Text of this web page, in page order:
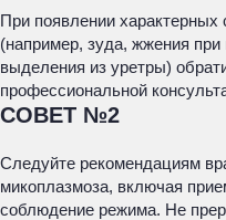
При появлении
(например, зуда, жжения
выделения из уретры)
профессиональной
СОВЕТ №2
Следуйте рекомендациям
микоплазмоза, включая
соблюдение режима. Не